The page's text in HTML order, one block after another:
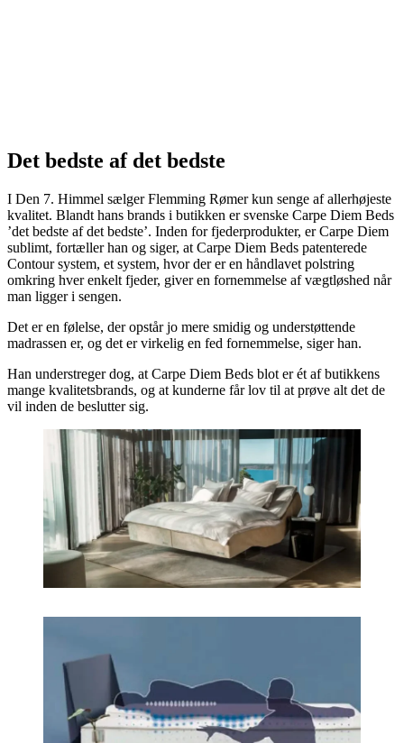
Det bedste af det bedste
I Den 7. Himmel sælger Flemming Rømer kun senge af allerhøjeste
kvalitet. Blandt hans brands i butikken er svenske Carpe Diem Beds
’det bedste af det bedste’. Inden for fjederprodukter, er Carpe Diem
sublimt, fortæller han og siger, at Carpe Diem Beds patenterede
Contour system, et system, hvor der er en håndlavet polstring
omkring hver enkelt fjeder, giver en fornemmelse af vægtløshed når
man ligger i sengen.
Det er en følelse, der opstår jo mere smidig og understøttende
madrassen er, og det er virkelig en fed fornemmelse, siger han.
Han understreger dog, at Carpe Diem Beds blot er ét af butikkens
mange kvalitetsbrands, og at kunderne får lov til at prøve alt det de
vil inden de beslutter sig.